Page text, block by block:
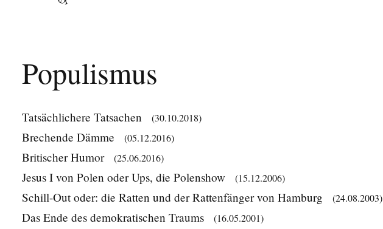
Populismus
Tatsächlichere Tatsachen (30.10.2018)
Brechende Dämme (05.12.2016)
Britischer Humor (25.06.2016)
Jesus I von Polen oder Ups, die Polenshow (15.12.2006)
Schill-Out oder: die Ratten und der Rattenfänger von Hamburg (24.08.2003)
Das Ende des demokratischen Traums (16.05.2001)